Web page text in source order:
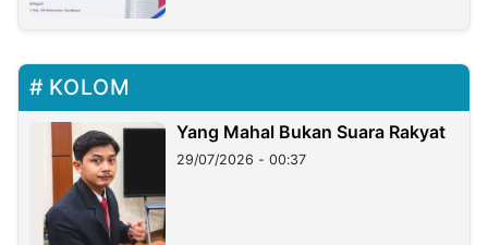
KOLOM
Yang Mahal Bukan Suara Rakyat
29/07/2026 - 00:37